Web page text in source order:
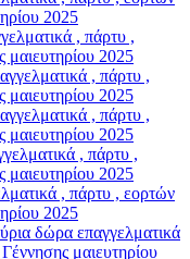
2025
, πάρτυ ,
μαιευτηρίου 2025
, πάρτυ ,
μαιευτηρίου 2025
, πάρτυ ,
μαιευτηρίου 2025
, πάρτυ ,
μαιευτηρίου 2025
, πάρτυ , εορτών
2025
δώρα επαγγελματικά
μαιευτηρίου